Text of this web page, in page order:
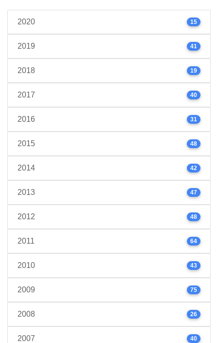
2020 15
2019 41
2018 19
2017 40
2016 31
2015 48
2014 42
2013 47
2012 48
2011 64
2010 43
2009 75
2008 26
2007 40